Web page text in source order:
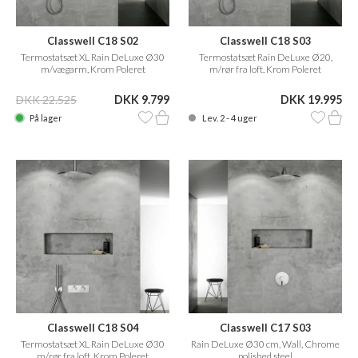
Classwell C18 S02
Termostatsæt XL Rain DeLuxe Ø30
m/vægarm, Krom Poleret
DKK 22.525 DKK 9.799
På lager
Classwell C18 S03
Termostatsæt Rain DeLuxe Ø20,
m/rør fra loft, Krom Poleret
DKK 19.995
Lev. 2 - 4 uger
Classwell C18 S04
Termostatsæt XL Rain DeLuxe Ø30
Classwell C17 S03
Rain DeLuxe Ø30 cm, Wall, Chrome